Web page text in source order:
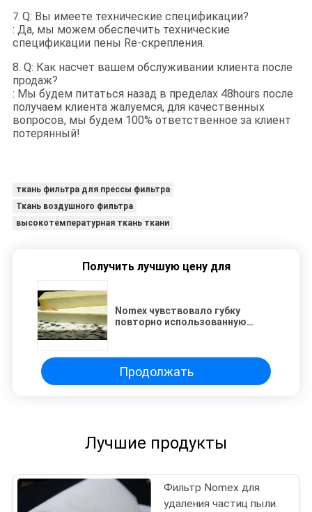
7. Q: Вы имеете технические спецификации?
: Да, мы можем обеспечить технические
спецификации пены Re-скрепления.
8. Q: Как насчет вашем обслуживании клиента после
продаж?
: Мы будем питаться назад в пределах 48hours после
получаем клиента жалуемся, для качественных
вопросов, мы будем 100% ответственное за клиент
потерянный!
ткань фильтра для прессы фильтра
Ткань воздушного фильтра
высокотемпературная ткань ткани
Получить лучшую цену для
Nomex чувствовало губку
повторно использованную
машины передачи тепла
Продолжать
Лучшие продукты
Фильтр Nomex для
удаления частиц пыли.